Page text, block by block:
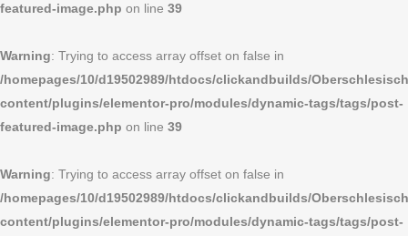
featured-image.php on line 39
Warning: Trying to access array offset on false in
/homepages/10/d19502989/htdocs/clickandbuilds/
content/plugins/elementor-pro/modules/dynamic-tags/tags/post-
featured-image.php on line 39
Warning: Trying to access array offset on false in
/homepages/10/d19502989/htdocs/clickandbuilds/
content/plugins/elementor-pro/modules/dynamic-tags/tags/post-